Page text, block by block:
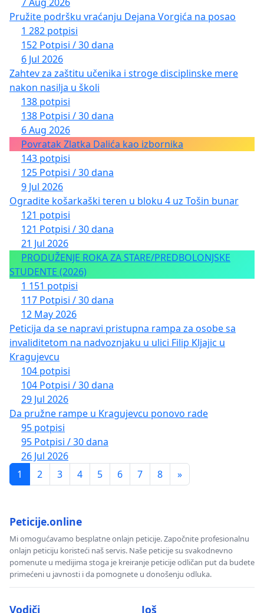
7 Aug 2026
Pružite podršku vraćanju Dejana Vorgića na posao
1 282 potpisi
152 Potpisi / 30 dana
6 Jul 2026
Zahtev za zaštitu učenika i stroge disciplinske mere
nakon nasilja u školi
138 potpisi
138 Potpisi / 30 dana
6 Aug 2026
Povratak Zlatka Dalića kao izbornika
143 potpisi
125 Potpisi / 30 dana
9 Jul 2026
Ogradite košarkaški teren u bloku 4 uz Tošin bunar
121 potpisi
121 Potpisi / 30 dana
21 Jul 2026
PRODUŽENJE ROKA ZA STARE/PREDBOLONJSKE
STUDENTE (2026)
1 151 potpisi
117 Potpisi / 30 dana
12 May 2026
Peticija da se napravi pristupna rampa za osobe sa
invaliditetom na nadvoznjaku u ulici Filip Kljajic u
Kragujevcu
104 potpisi
104 Potpisi / 30 dana
29 Jul 2026
Da pružne rampe u Kragujevcu ponovo rade
95 potpisi
95 Potpisi / 30 dana
26 Jul 2026
1
2 3 4 5 6 7 8 »
Peticije.online
Mi omogućavamo besplatne onlajn peticije. Započnite profesionalnu
onlajn peticiju koristeći naš servis. Naše peticije su svakodnevno
pomenute u medijima stoga je kreiranje peticije odličan put da budete
primećeni u javnosti i da pomognete u donošenju odluka.
Vodiči Još